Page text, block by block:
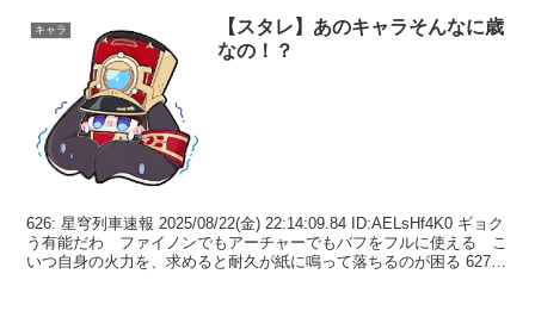
キャラ
【スタレ】あのキャラそんなに歳
なの！？
626: 星穹列車速報 2025/08/22(金) 22:14:09.84 ID:AELsHf4K0 ギョク
う有能だわ ファイノンでもアーチャーでもバフをフルに使える こ
いつ自身の火力を、求めると耐久が紙に鳴って落ちるのが困る 627: